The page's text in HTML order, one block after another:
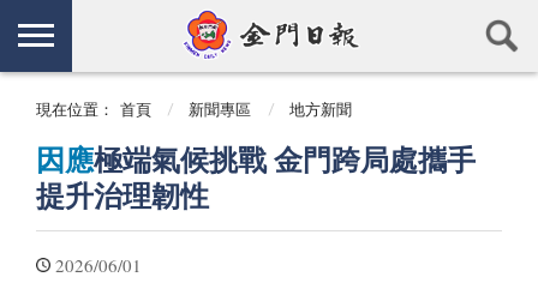
現在位置： 首頁 新聞專區 地方新聞
因應極端氣候挑戰 金門跨局處攜手
提升治理韌性
2026/06/01